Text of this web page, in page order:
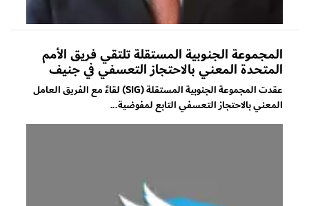
المجموعة الجنوبية المستقلة تلتقي فريق الأمم
المتحدة المعني بالاحتجاز التعسفي في جنيف
عقدت المجموعة الجنوبية المستقلة (SIG) لقاءً مع الفريق العامل
المعني بالاحتجاز التعسفي التابع لمفوضية...